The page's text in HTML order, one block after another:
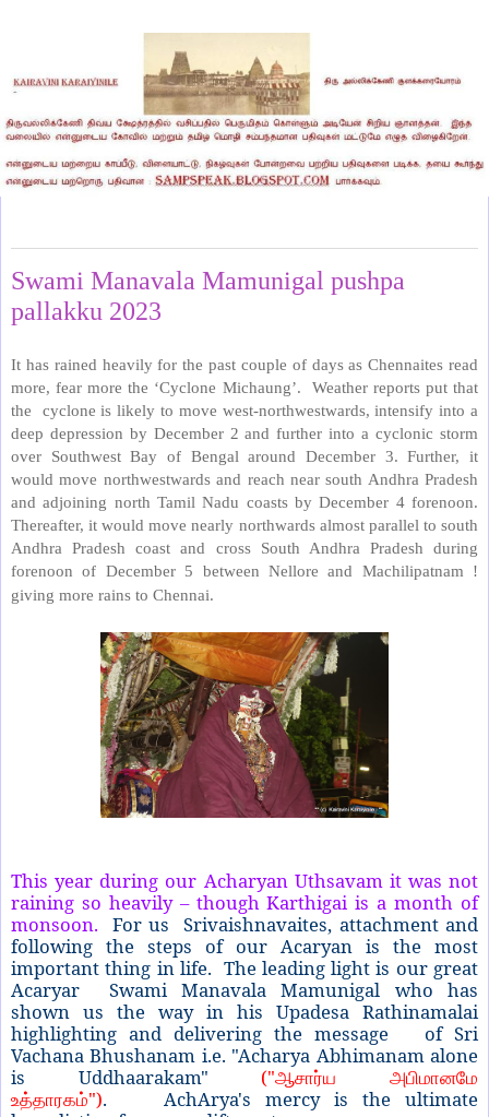
Swami Manavala Mamunigal pushpa
pallakku 2023
It has rained heavily for the past couple of days as Chennaites read
more, fear more the ‘Cyclone Michaung’. Weather reports put that
the cyclone is likely to move west-northwestwards, intensify into a
deep depression by December 2 and further into a cyclonic storm
over Southwest Bay of Bengal around December 3. Further, it
would move northwestwards and reach near south Andhra Pradesh
and adjoining north Tamil Nadu coasts by December 4 forenoon.
Thereafter, it would move nearly northwards almost parallel to south
Andhra Pradesh coast and cross South Andhra Pradesh during
forenoon of December 5 between Nellore and Machilipatnam !
giving more rains to Chennai.
This year during our Acharyan Uthsavam it was not
raining so heavily – though Karthigai is a month of
monsoon. For us Srivaishnavaites, attachment and
following the steps of our Acaryan is the most
important thing in life. The leading light is our great
Acaryar Swami Manavala Mamunigal who has
shown us the way in his Upadesa Rathinamalai
highlighting and delivering the message of Sri
Vachana Bhushanam i.e. "Acharya Abhimanam alone
is Uddhaarakam"
("ஆசார்ய
அபிமானமே
உத்தாரகம்"). AchArya's mercy is the ultimate